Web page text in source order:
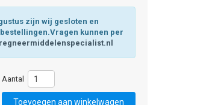
zijn wij gesloten en
kunnen per